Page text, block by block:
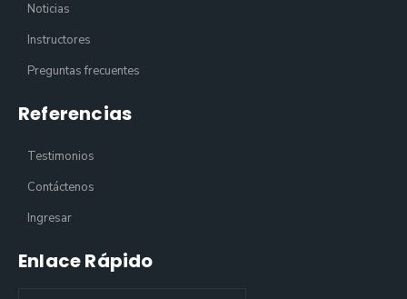
Noticias
Instructores
Preguntas frecuentes
Referencias
Testimonios
Contáctenos
Ingresar
Enlace Rápido